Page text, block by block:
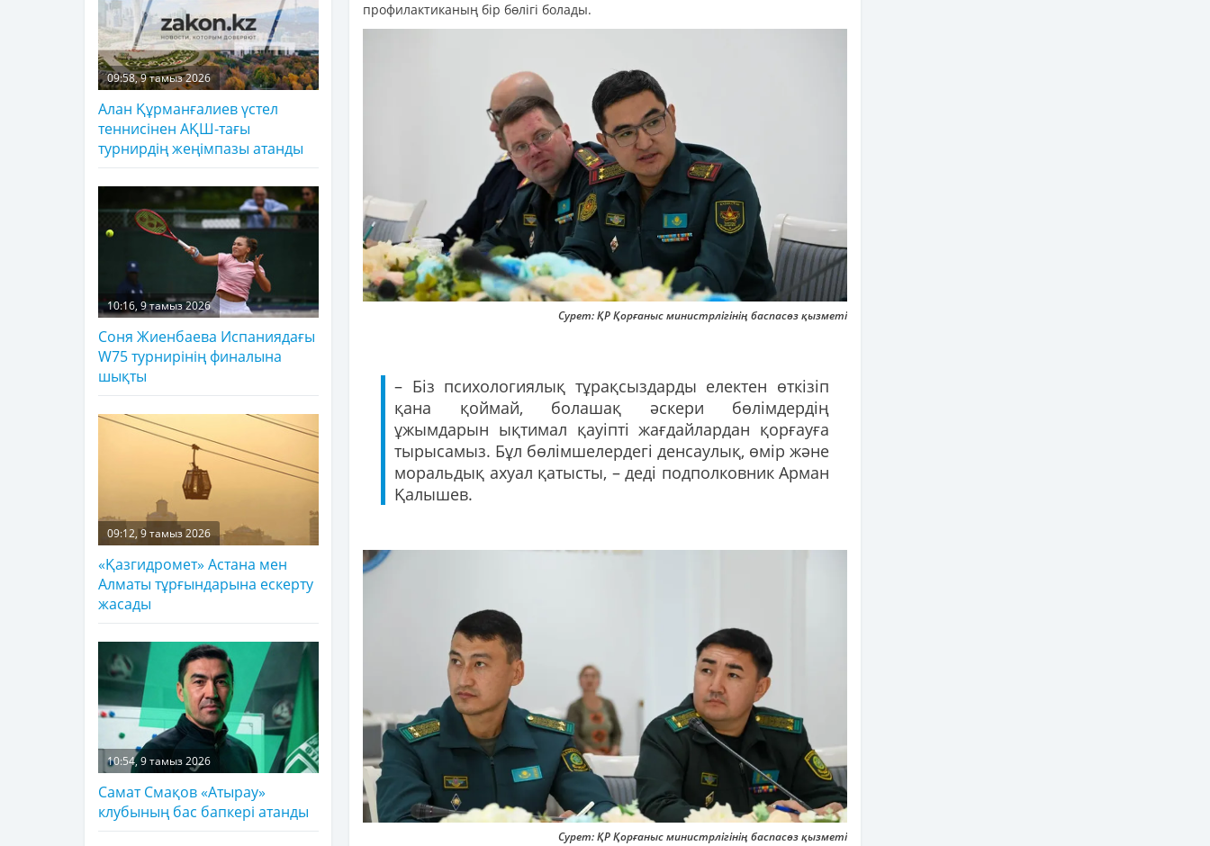
профилактиканың бір бөлігі болады.
Сурет: ҚР Қорғаныс министрлігінің баспасөз қызметі
– Біз психологиялық тұрақсыздарды електен өткізіп
қана қоймай, болашақ әскери бөлімдердің
ұжымдарын ықтимал қауіпті жағдайлардан қорғауға
тырысамыз. Бұл бөлімшелердегі денсаулық, өмір және
моральдық ахуал қатысты, – деді подполковник Арман
Қалышев.
Сурет: ҚР Қорғаныс министрлігінің баспасөз қызметі
09:58, 9 тамыз 2026
Алан Құрманғалиев үстел
теннисінен АҚШ-тағы
турнирдің жеңімпазы атанды
10:16, 9 тамыз 2026
Соня Жиенбаева Испаниядағы
W75 турнирінің финалына
шықты
09:12, 9 тамыз 2026
«Қазгидромет» Астана мен
Алматы тұрғындарына ескерту
жасады
10:54, 9 тамыз 2026
Самат Смақов «Атырау»
клубының бас бапкері атанды